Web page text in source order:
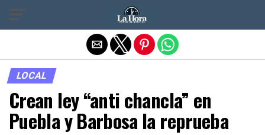
LOCAL
Crean ley “anti chancla” en
Puebla y Barbosa la reprueba
Salir de la versión móvil